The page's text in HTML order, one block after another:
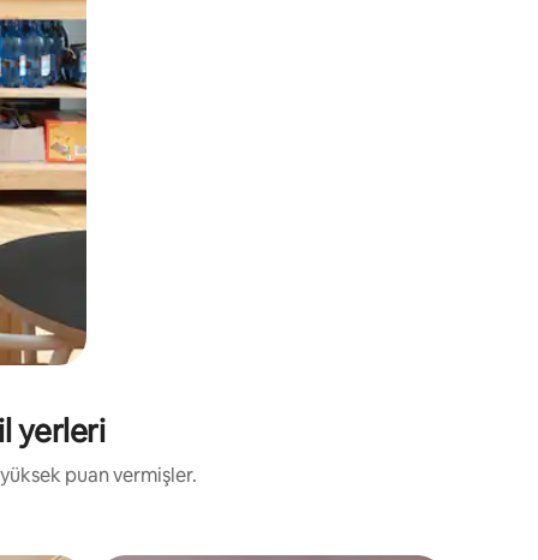
yerleri
puan vermişler.